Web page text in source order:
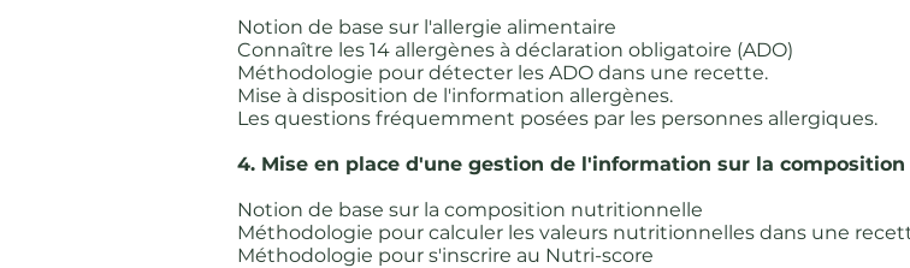
Notion de base sur l'allergie alimentaire
Connaître les 14 allergènes à déclaration obligatoire (ADO)
Méthodologie pour détecter les ADO dans une recette.
Mise à disposition de l'information allergènes.
Les questions fréquemment posées par les personnes allergiques.
4. Mise en place d'une gestion de l'information sur la
Notion de base sur la composition nutritionnelle
Méthodologie pour calculer les valeurs nutritionnelles dans une
Méthodologie pour s'inscrire au Nutri-score